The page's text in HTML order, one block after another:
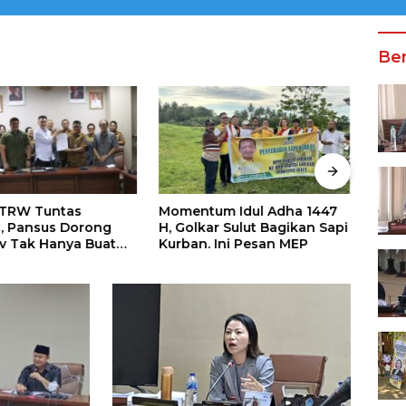
Tuntas
Pansus Dorong
Tak Hanya Buat
Momentum Idul Adha 1447
H, Golkar Sulut Bagikan Sapi
Kurban. Ini Pesan MEP